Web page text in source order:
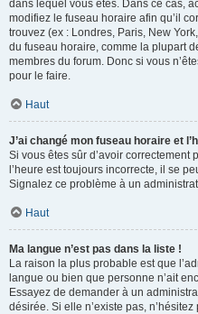
dans lequel vous êtes. Dans ce cas,
modifiez le fuseau horaire afin qu’il
trouvez (ex : Londres, Paris, New
du fuseau horaire, comme la plupart
membres du forum. Donc si vous
pour le faire.
Haut
J’ai changé mon fuseau horaire et
Si vous êtes sûr d’avoir correctement
l’heure est toujours incorrecte, il se
Signalez ce problème à un
Haut
Ma langue n’est pas dans la liste !
La raison la plus probable est que
langue ou bien que personne n’ait
Essayez de demander à un
désirée. Si elle n’existe pas,